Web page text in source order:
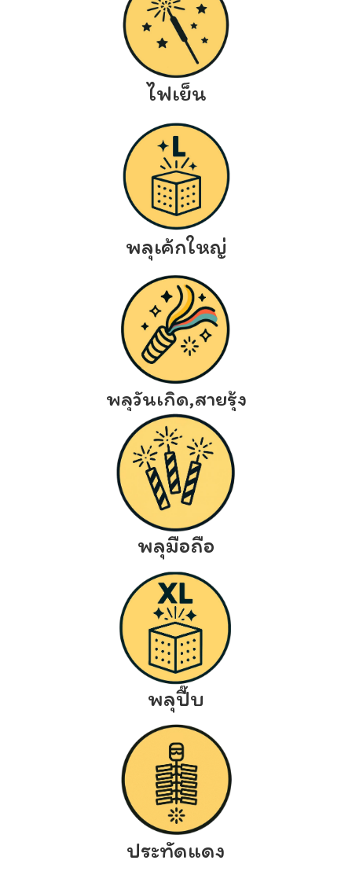
ไฟเย็น
พลุเค้กใหญ่
พลุวันเกิด,สายรุ้ง
พลุมือถือ
พลุปี๊บ
ประทัดแดง